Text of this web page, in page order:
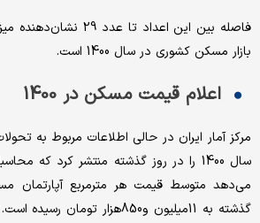
فاصله بین این اعداد تا
بازار مسکن کشوری در سال 1400 است.
اعلام قیمت مسکن در 1400
مرکز آمار ایران در حالی اطلاعات مربوط به
سال 1400 را در روز گذشته منتشر کرد که
می‌دهد متوسط قیمت هر مترمربع آپارتمان
گذشته به 11‌میلیون و850‌هزار